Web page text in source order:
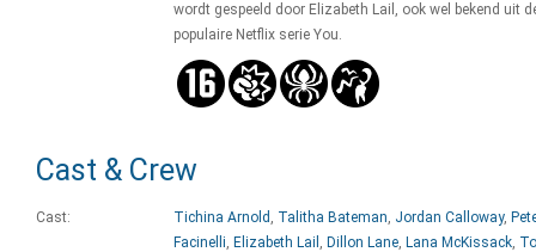
wordt gespeeld door Elizabeth Lail, ook wel bekend uit
populaire Netflix serie You.
Cast & Crew
Cast: Tichina Arnold , Talitha Bateman, Jordan Calloway,
Facinelli, Elizabeth Lail , Dillon Lane, Lana McKissack,